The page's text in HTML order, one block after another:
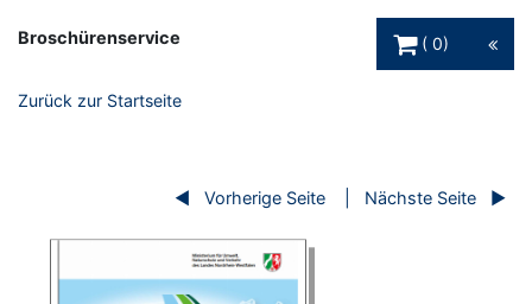
Broschürenservice
0
Zurück zur Startseite
Vorherige Seite Nächste Seite